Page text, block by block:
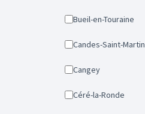
Bueil-en-Touraine
Candes-Saint-Martin
Cangey
Céré-la-Ronde